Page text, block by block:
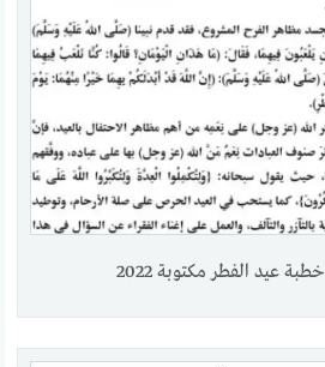
خطبة عيد الفطر مكتوبة 2022